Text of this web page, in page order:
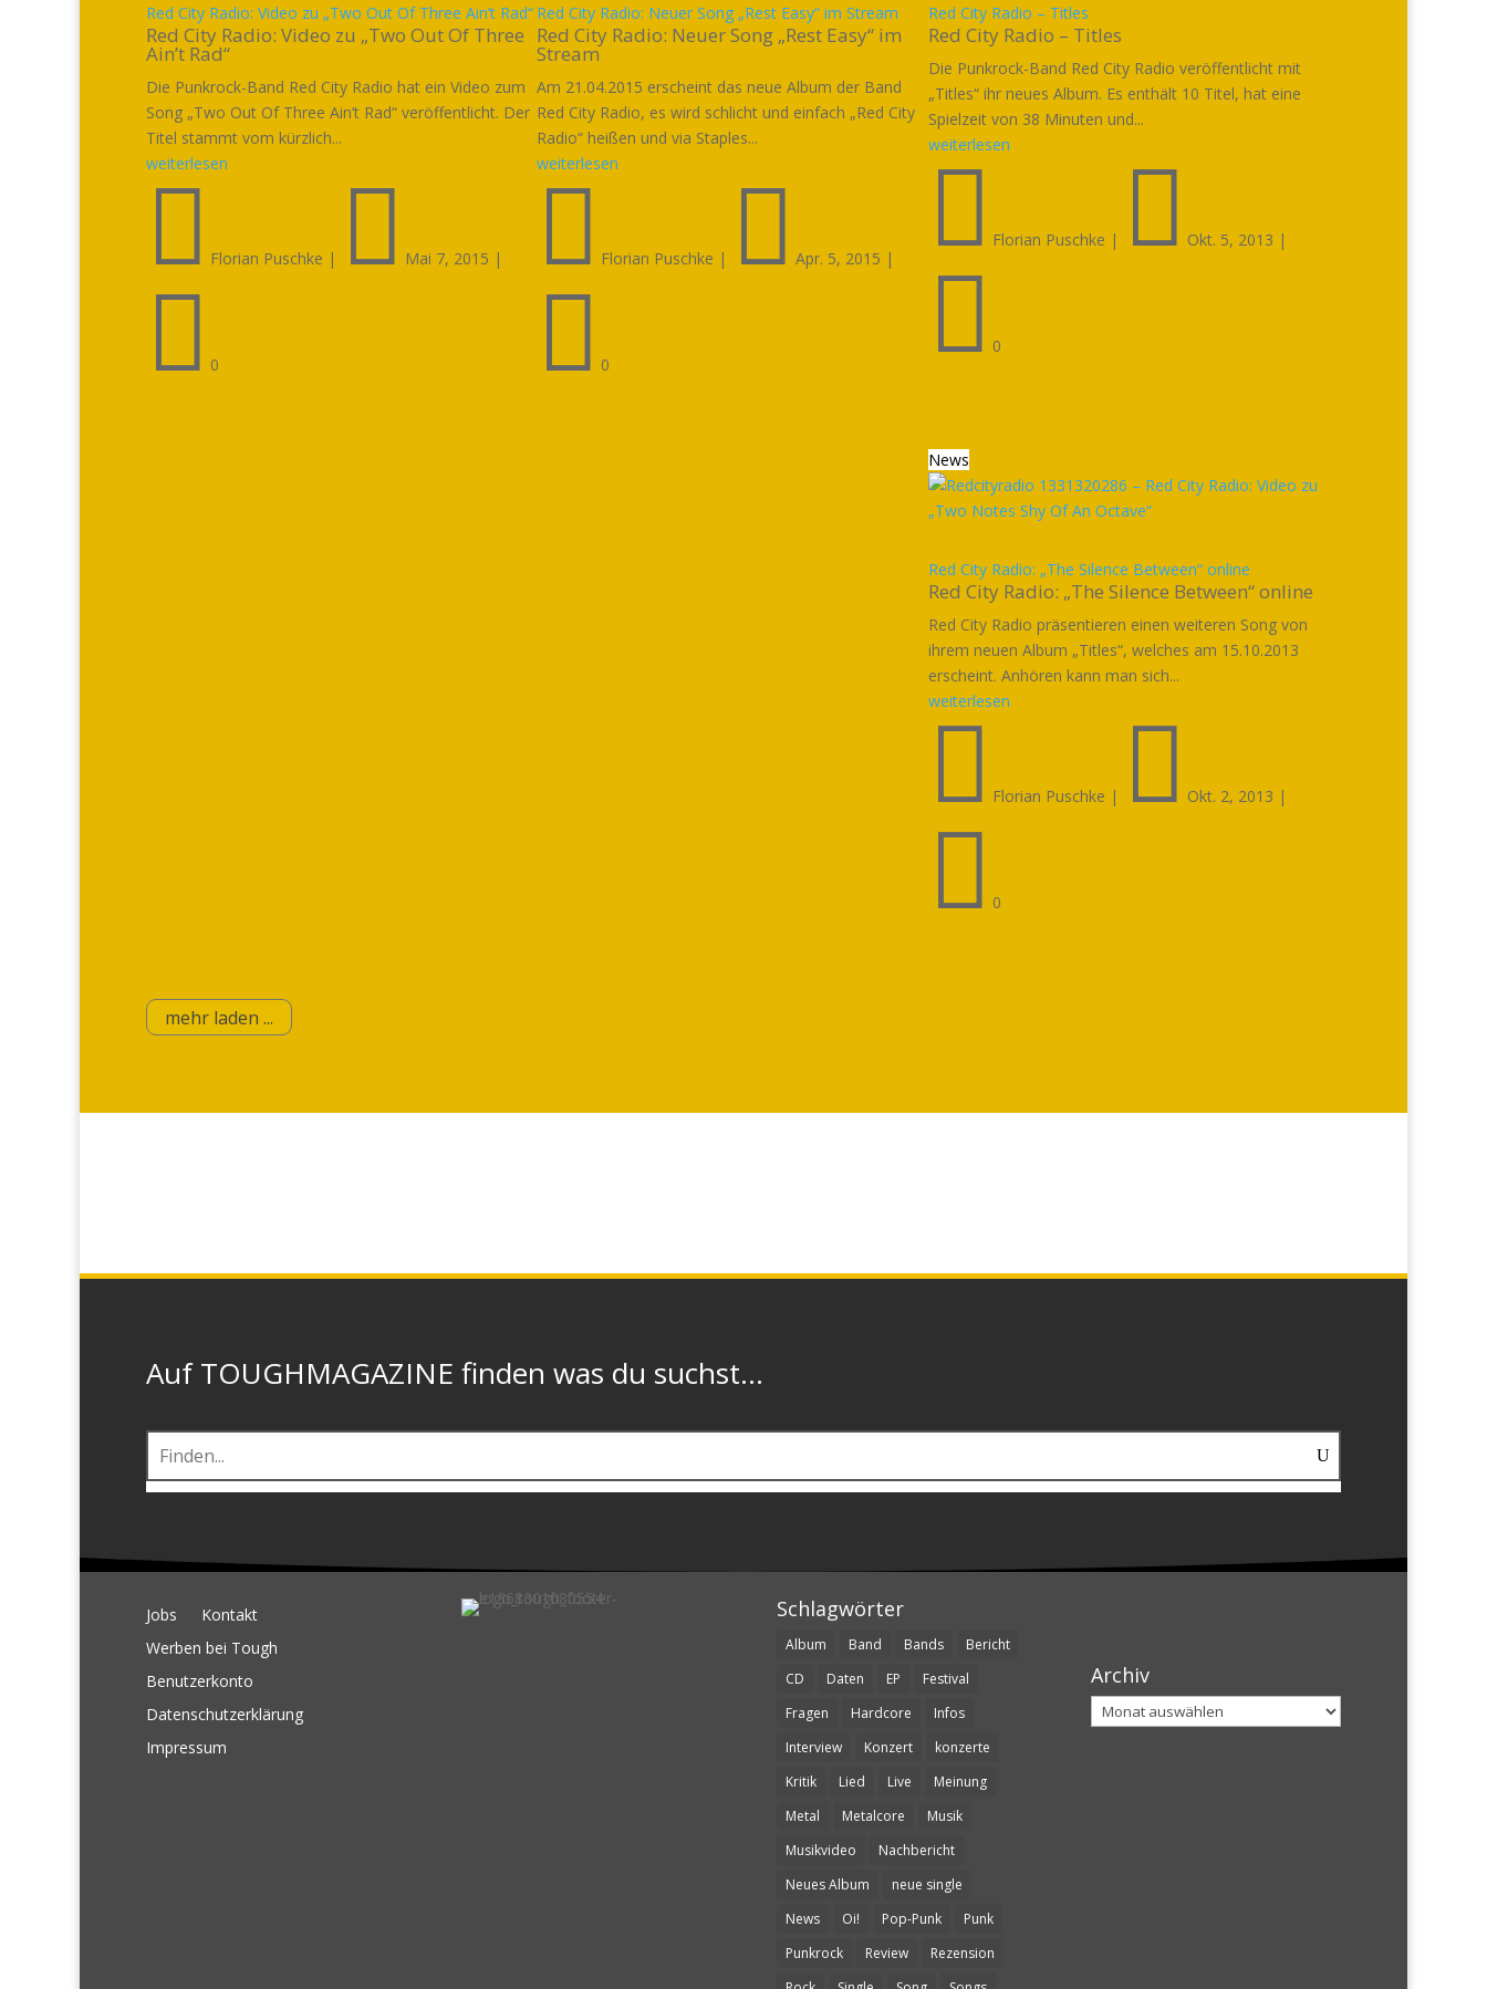
Red City Radio: Video zu „Two Out Of Three Ain’t Rad“
Red City Radio: Video zu „Two Out Of Three
Ain’t Rad“
Die Punkrock-Band Red City Radio hat ein Video zum
Song „Two Out Of Three Ain’t Rad“ veröffentlicht. Der
Titel stammt vom kürzlich...
weiterlesen
 Florian Puschke |  Mai 7, 2015 |
 0
Red City Radio: Neuer Song „Rest Easy“ im Stream
Red City Radio: Neuer Song „Rest Easy“ im
Stream
Am 21.04.2015 erscheint das neue Album der Band
Red City Radio, es wird schlicht und einfach „Red City
Radio“ heißen und via Staples...
weiterlesen
 Florian Puschke | Apr. 5, 2015 |
 0
Red City Radio – Titles
Red City Radio – Titles
Die Punkrock-Band Red City Radio veröffentlicht mit
„Titles“ ihr neues Album. Es enthält 10 Titel, hat eine
Spielzeit von 38 Minuten und...
weiterlesen
 Florian Puschke |  Okt. 5, 2013 |
 0
News
Red City Radio: „The Silence Between“ online
Red City Radio: „The Silence Between“ online
Red City Radio präsentieren einen weiteren Song von
ihrem neuen Album „Titles“, welches am 15.10.2013
erscheint. Anhören kann man sich...
weiterlesen
 Florian Puschke |  Okt. 2, 2013 |
 0
mehr laden ...
Auf TOUGHMAGAZINE finden was du suchst...
Jobs
Kontakt
Werben bei Tough
Benutzerkonto
Datenschutzerklärung
Impressum
Schlagwörter
Album Band Bands
Bericht
CD
Daten EP
Festival
Fragen
Hardcore
Infos
Interview
Konzert
konzerte
Kritik
Lied Live
Meinung
Metal
Metalcore
Musik
Musikvideo
Nachbericht
Neues Album
neue single
News
Oi! Pop-Punk
Punk
Punkrock
Review
Rezension
Archiv
Archiv